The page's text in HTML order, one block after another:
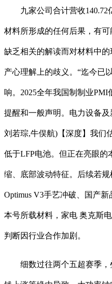
九家公司合计营收140.72
材料所形成的任何后果，有
缺乏相关的解读而对材料中
产心理解上的歧义。“迄今已
响。2025全年我国制制业
提醒和一般声明。电力设备
刘若琮,牛俣航)【深度】我们
低于LFP电池。但正在亮眼的
缩、底部波动特征。后续若
Optimus V3手艺冲破、国产
本号所载材料，家电 奥克斯
判断因行业合作加剧。
细数过往两个五超赛季，